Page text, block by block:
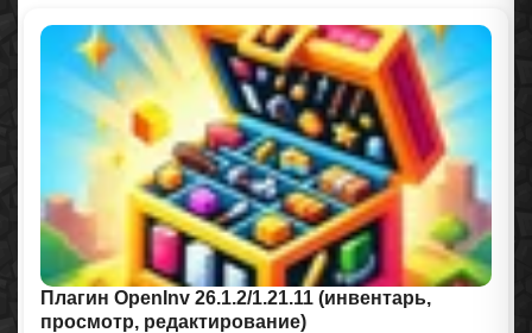
Плагин OpenInv 26.1.2/1.21.11 (инвентарь,
просмотр, редактирование)